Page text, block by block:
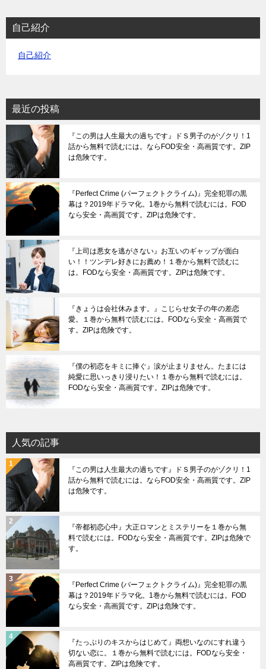
自己紹介
自己紹介
最近の投稿
『この男は人生最大の過ちです』ドＳ男子のがゾクリ！1
話から無料で読むには。ならFOD安全・高画質です。ZIP
は危険です。
『Perfect Crime (パーフェクトクライム)』完全犯罪の黒
幕は？2019年ドラマ化。1巻から無料で読むには。FOD
なら安全・高画質です。ZIPは危険です。
『上司は悪女を逃がさない』お互いのギャップが面白
い！！ツンデレ好きにお薦め！１巻から無料で読むに
は。FODなら安全・高画質です。ZIPは危険です。
『きょうは会社休みます。』こじらせ女子の年の差恋
愛。１巻から無料で読むには。FODなら安全・高画質で
す。ZIPは危険です。
『僕の初恋をキミに捧ぐ』涙が止まりません。たまには
純愛に思いっきり浸りたい！１巻から無料で読むには。
FODなら安全・高画質です。ZIPは危険です。
人気の記事
『この男は人生最大の過ちです』ドＳ男子のがゾクリ！1
話から無料で読むには。ならFOD安全・高画質です。ZIP
は危険です。
『帝都初恋心中』大正ロマンとミステリーを１巻から無
料で読むには。FODなら安全・高画質です。ZIPは危険で
す。
『Perfect Crime (パーフェクトクライム)』完全犯罪の黒
幕は？2019年ドラマ化。1巻から無料で読むには。FOD
なら安全・高画質です。ZIPは危険です。
『たっぷりのキスからはじめて』両想いなのにすれ違う
切ない恋に。１巻から無料で読むには。FODなら安全・
高画質です。ZIPは危険です。